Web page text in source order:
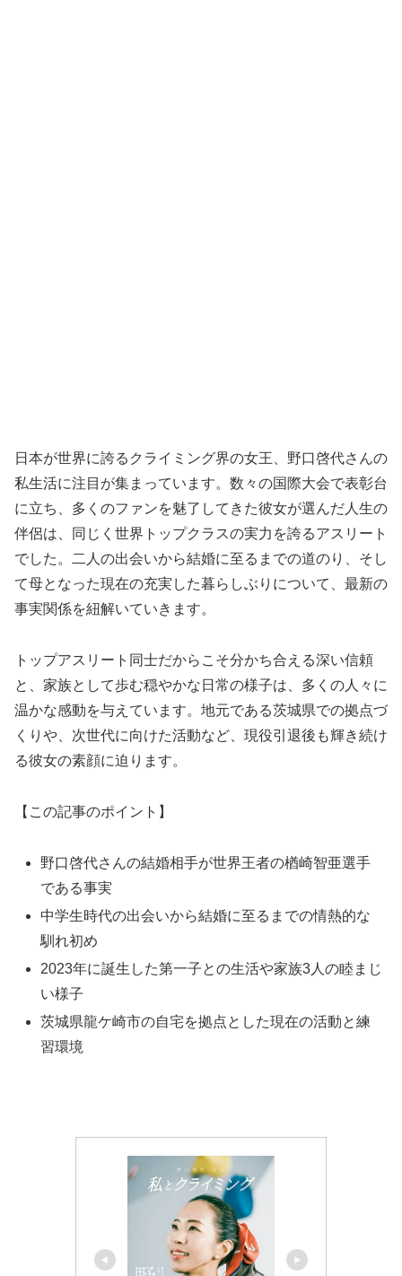
日本が世界に誇るクライミング界の女王、野口啓代さんの
私生活に注目が集まっています。数々の国際大会で表彰台
に立ち、多くのファンを魅了してきた彼女が選んだ人生の
伴侶は、同じく世界トップクラスの実力を誇るアスリート
でした。二人の出会いから結婚に至るまでの道のり、そし
て母となった現在の充実した暮らしぶりについて、最新の
事実関係を紐解いていきます。
トップアスリート同士だからこそ分かち合える深い信頼
と、家族として歩む穏やかな日常の様子は、多くの人々に
温かな感動を与えています。地元である茨城県での拠点づ
くりや、次世代に向けた活動など、現役引退後も輝き続け
る彼女の素顔に迫ります。
【この記事のポイント】
野口啓代さんの結婚相手が世界王者の楢崎智亜選手
である事実
中学生時代の出会いから結婚に至るまでの情熱的な
馴れ初め
2023年に誕生した第一子との生活や家族3人の睦まじ
い様子
茨城県龍ケ崎市の自宅を拠点とした現在の活動と練
習環境